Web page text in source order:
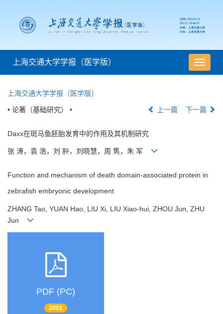
导
航
上海交通大学学报（医学版）
上海交通大学学报（医学版）
• 论著（基础研究） • 上一篇 下一篇
Daxx在斑马鱼胚胎发育中的作用及其机制研究
张 涛，袁 浩，刘 肸，刘晓慧，周 隽，朱 军
Function and mechanism of death domain-associated protein in
zebrafish embryonic development
ZHANG Tao, YUAN Hao, LIU Xi, LIU Xiao-hui, ZHOU Jun, ZHU
Jun
PDF (PC)
2001